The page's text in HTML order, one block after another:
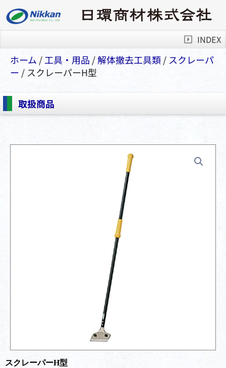
INDEX
ホーム /⼯具・⽤品 /解体撤去工具類/ スクレーパ
ー / スクレーパーH型
取扱商品
スクレーパーH型